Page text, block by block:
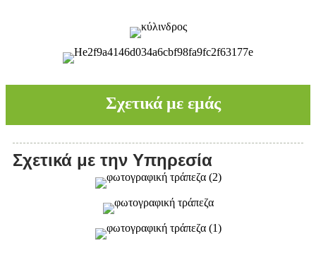
Σχετικά με εμάς
Σχετικά με την Υπηρεσία